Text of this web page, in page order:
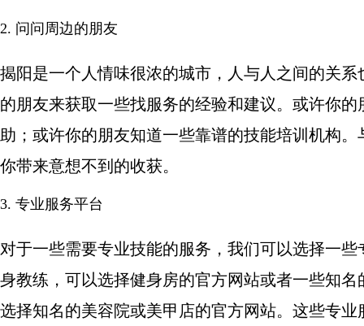
2. 问问周边的朋友
揭阳是一个人情味很浓的城市，人与人之间的关
的朋友来获取一些找服务的经验和建议。或许你
助；或许你的朋友知道一些靠谱的技能培训机构
你带来意想不到的收获。
3. 专业服务平台
对于一些需要专业技能的服务，我们可以选择一
身教练，可以选择健身房的官方网站或者一些知
选择知名的美容院或美甲店的官方网站。这些专